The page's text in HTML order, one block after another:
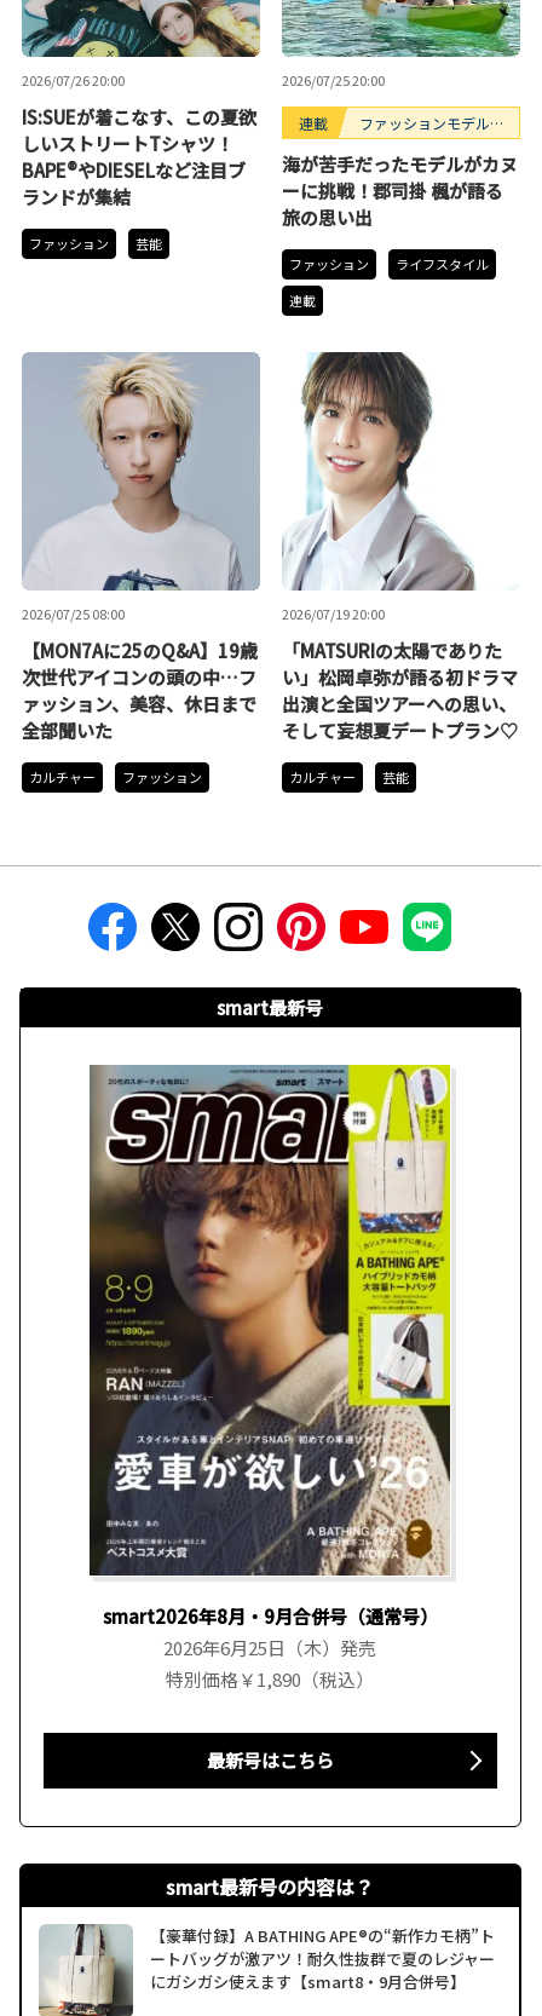
2026/07/26 20:00
IS:SUEが着こなす、この夏欲
しいストリートTシャツ！
BAPE®やDIESELなど注目ブ
ランドが集結
ファッション 芸能
2026/07/25 20:00
連載
ファッションモデルの
海が苦手だったモデルがカヌ
ーに挑戦！郡司掛 楓が語る
旅の思い出
ファッション
ライフスタイル
連載
2026/07/25 08:00
【MON7Aに25のQ&A】19歳
次世代アイコンの頭の中…フ
ァッション、美容、休日まで
全部聞いた
カルチャー ファッション
2026/07/19 20:00
「MATSURIの太陽でありた
い」松岡卓弥が語る初ドラマ
出演と全国ツアーへの思い、
そして妄想夏デートプラン♡
カルチャー 芸能
smart最新号
smart2026年8月・9月合併号（通常号）
2026年6月25日（木）発売
特別価格￥1,890（税込）
最新号はこちら
smart最新号の内容は？
【豪華付録】A BATHING APE®の“新作カモ柄”ト
ートバッグが激アツ！耐久性抜群で夏のレジャー
にガシガシ使えます【smart8・9月合併号】